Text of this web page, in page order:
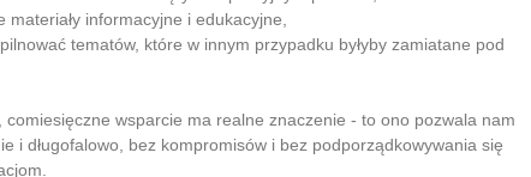
materiały informacyjne i edukacyjne,
tematów, które w innym przypadku byłyby zamiatane pod
comiesięczne wsparcie ma realne znaczenie - to ono pozwala nam
i długofalowo, bez kompromisów i bez podporządkowywania się